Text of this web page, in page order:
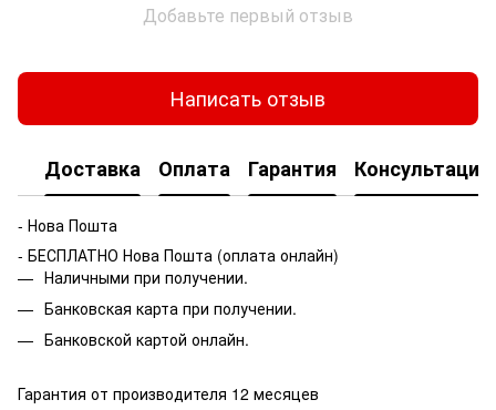
Добавьте первый отзыв
Написать отзыв
Доставка Оплата Гарантия Консультация
- Нова Пошта
- БЕСПЛАТНО Нова Пошта (оплата онлайн)
Наличными при получении.
Банковская карта при получении.
Банковской картой онлайн.
Гарантия от производителя 12 месяцев